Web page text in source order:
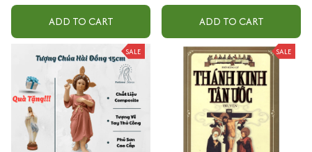
ADD TO CART ADD TO CART
SALE SALE